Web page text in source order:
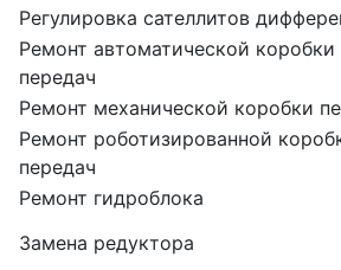
Регулировка сателлитов
Ремонт автоматической коробки
передач
Ремонт механической коробки
Ремонт роботизированной
передач
Ремонт гидроблока
Замена редуктора